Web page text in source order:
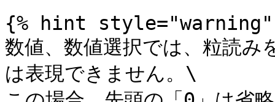
{% hint style="warning"
数値、数値選択では、粒読み
は表現できません。\